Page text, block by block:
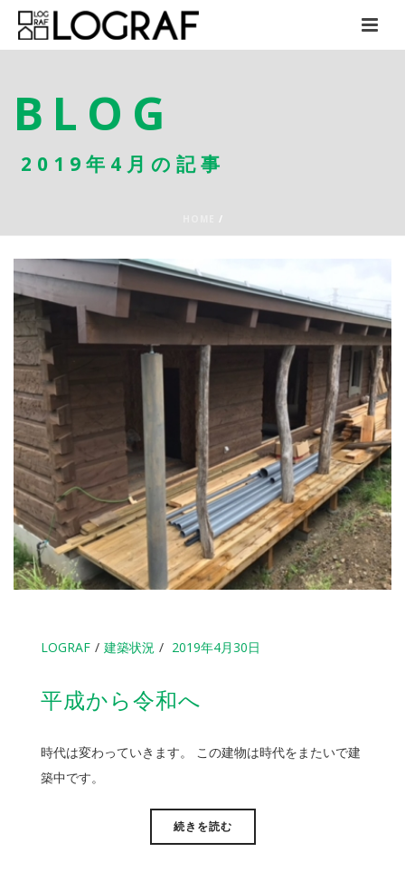
BLOG
2019年4月の記事
/
LOGRAF 建築状況 2019年4月30日
平成から令和へ
時代は変わっていきます。 この建物は時代をまたいで建
築中です。
続きを読む